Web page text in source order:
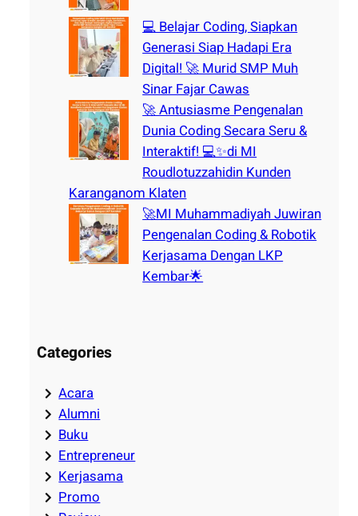
💻 Belajar Coding, Siapkan
Generasi Siap Hadapi Era
Digital! 🚀 Murid SMP Muh
Sinar Fajar Cawas
🚀 Antusiasme Pengenalan
Dunia Coding Secara Seru &
Interaktif! 💻✨di MI
Roudlotuzzahidin Kunden
Karanganom Klaten
🚀MI Muhammadiyah Juwiran
Pengenalan Coding & Robotik
Kerjasama Dengan LKP
Kembar🌟
Categories
Acara
Alumni
Buku
Entrepreneur
Kerjasama
Promo